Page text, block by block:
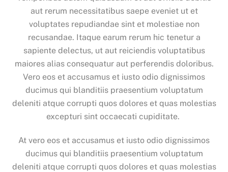
aut rerum necessitatibus saepe eveniet ut et
voluptates repudiandae sint et molestiae non
recusandae. Itaque earum rerum hic tenetur a
sapiente delectus, ut aut reiciendis voluptatibus
maiores alias consequatur aut perferendis doloribus.
Vero eos et accusamus et iusto odio dignissimos
ducimus qui blanditiis praesentium voluptatum
deleniti atque corrupti quos dolores et quas molestias
excepturi sint occaecati cupiditate.
At vero eos et accusamus et iusto odio dignissimos
ducimus qui blanditiis praesentium voluptatum
deleniti atque corrupti quos dolores et quas molestias